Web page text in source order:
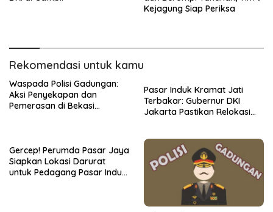
Kejagung Siap Periksa
Rekomendasi untuk kamu
Waspada Polisi Gadungan:
Aksi Penyekapan dan
Pemerasan di Bekasi
Pasar Induk Kramat Jati
Terbakar: Gubernur DKI
Jakarta Pastikan Relokasi
Gercep! Perumda Pasar Jaya
Siapkan Lokasi Darurat
untuk Pedagang Pasar Induk